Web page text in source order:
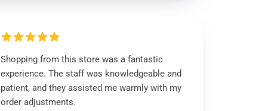
Shopping from this store was a fantastic
experience. The staff was knowledgeable and
patient, and they assisted me warmly with my
order adjustments.